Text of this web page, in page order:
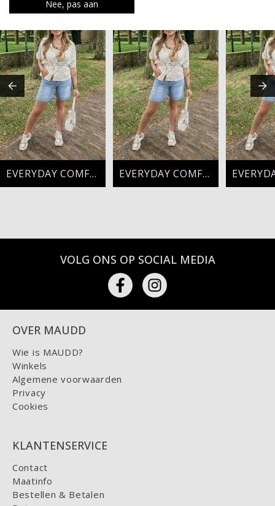
EVERYDAY COMFORT EVERYDAY COMFORT
VOLG ONS OP SOCIAL MEDIA
OVER MAUDD
Wie is MAUDD?
Winkels
Algemene voorwaarden
Privacy
Cookies
KLANTENSERVICE
Contact
Maatinfo
Bestellen & Betalen
Nee, pas aan